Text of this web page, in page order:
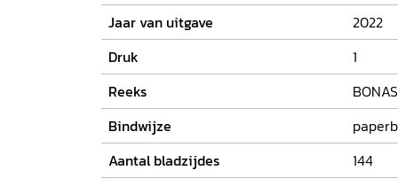
Jaar van uitgave
2022
Druk
1
Reeks
BONAS
Bindwijze
Aantal bladzijdes
144